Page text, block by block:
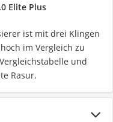
Elite Plus
ist mit drei Klingen
im Vergleich zu
und
Rasur.